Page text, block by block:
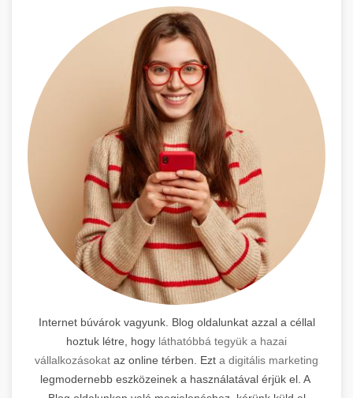
Internet búvárok vagyunk. Blog oldalunkat azzal a céllal
hoztuk létre, hogy láthatóbbá tegyük a hazai
vállalkozásokat az online térben. Ezt a digitális marketing
legmodernebb eszközeinek a használatával érjük el. A